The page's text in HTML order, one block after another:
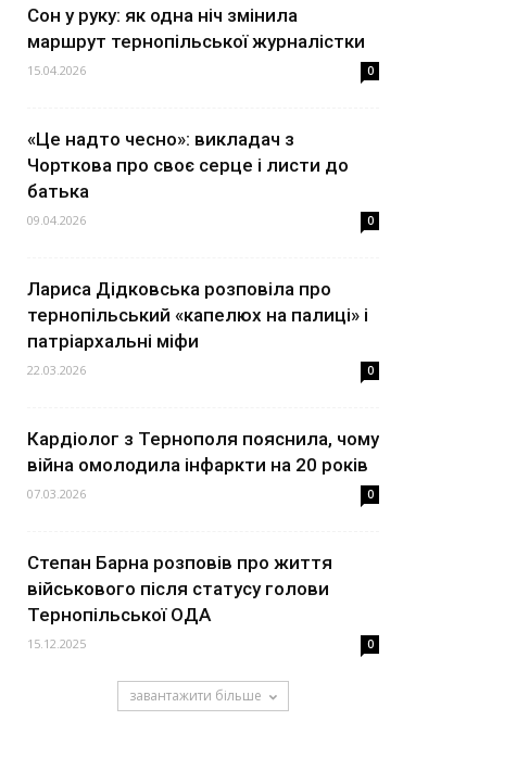
Сон у руку: як одна ніч змінила
маршрут тернопільської журналістки
15.04.2026 0
«Це надто чесно»: викладач з
Чорткова про своє серце і листи до
батька
09.04.2026 0
Лариса Дідковська розповіла про
тернопільський «капелюх на палиці» і
патріархальні міфи
22.03.2026 0
Кардіолог з Тернополя пояснила, чому
війна омолодила інфаркти на 20 років
07.03.2026 0
Степан Барна розповів про життя
військового після статусу голови
Тернопільської ОДА
15.12.2025 0
завантажити більше